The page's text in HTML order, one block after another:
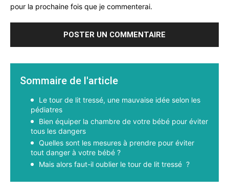
pour la prochaine fois que je commenterai.
Sommaire de l'article
Le tour de lit tressé, une mauvaise idée selon les
pédiatres
Bien équiper la chambre de votre bébé pour éviter
tous les dangers
Quelles sont les mesures à prendre pour éviter
tout danger à votre bébé ?
Mais alors faut-il oublier le tour de lit tressé ?